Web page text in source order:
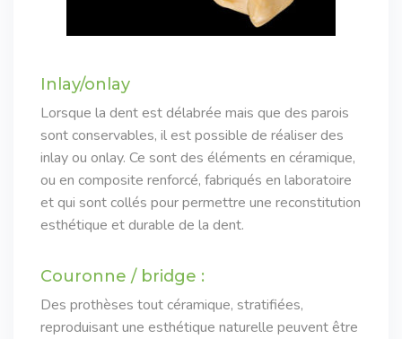
Inlay/onlay
Lorsque la dent est délabrée mais que des parois
sont conservables, il est possible de réaliser des
inlay ou onlay. Ce sont des éléments en céramique,
ou en composite renforcé, fabriqués en laboratoire
et qui sont collés pour permettre une reconstitution
esthétique et durable de la dent.
Couronne / bridge :
Des prothèses tout céramique, stratifiées,
reproduisant une esthétique naturelle peuvent être